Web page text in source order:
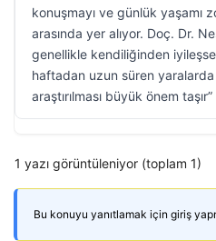
konuşmayı ve günlük yaşamı
arasında yer alıyor. Doç. Dr.
genellikle kendiliğinden
haftadan uzun süren
araştırılması büyük önem
1 yazı görüntüleniyor (toplam 1)
Bu konuyu yanıtlamak için giriş